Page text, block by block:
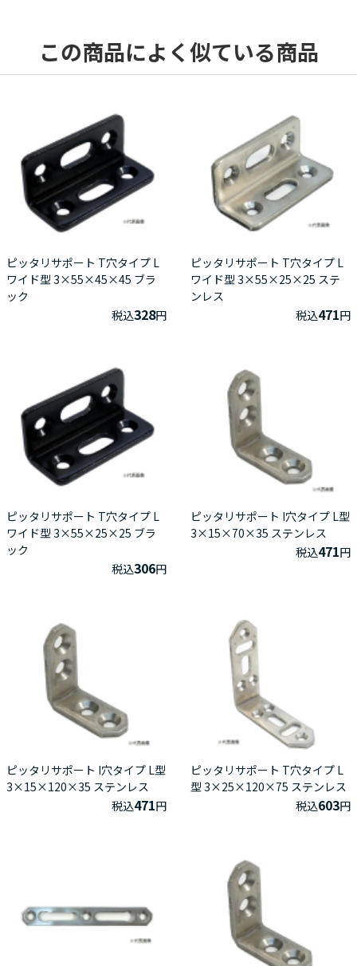
この商品によく似ている商品
ピッタリサポート T穴タイプ L
ワイド型 3×55×45×45 ブラ
ック
税込328円
ピッタリサポート T穴タイプ L
ワイド型 3×55×25×25 ステ
ンレス
税込471円
ピッタリサポート T穴タイプ L
ワイド型 3×55×25×25 ブラ
ック
税込306円
ピッタリサポート I穴タイプ L型
3×15×70×35 ステンレス
税込471円
ピッタリサポート I穴タイプ L型
3×15×120×35 ステンレス
税込471円
ピッタリサポート T穴タイプ L
型 3×25×120×75 ステンレス
税込603円